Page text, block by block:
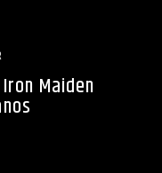
Maiden